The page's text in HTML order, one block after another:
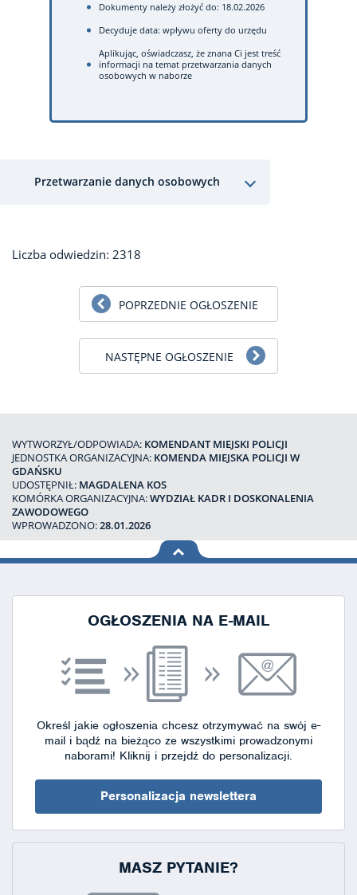
Dokumenty należy złożyć do: 18.02.2026
Decyduje data: wpływu oferty do urzędu
Aplikując, oświadczasz, że znana Ci jest treść
informacji na temat przetwarzania danych
osobowych w naborze
Przetwarzanie danych osobowych
Liczba odwiedzin: 2318
POPRZEDNIE OGŁOSZENIE
NASTĘPNE OGŁOSZENIE
WYTWORZYŁ/ODPOWIADA: KOMENDANT MIEJSKI POLICJI
JEDNOSTKA ORGANIZACYJNA: KOMENDA MIEJSKA POLICJI W
GDAŃSKU
UDOSTĘPNIŁ: MAGDALENA KOS
KOMÓRKA ORGANIZACYJNA:WYDZIAŁ KADR I DOSKONALENIA
ZAWODOWEGO
WPROWADZONO:28.01.2026
na górę
OGŁOSZENIA NA E-MAIL
Określ jakie ogłoszenia chcesz otrzymywać na swój e-
mail i bądź na bieżąco ze wszystkimi prowadzonymi
naborami! Kliknij i przejdź do personalizacji.
Personalizacja newslettera
MASZ PYTANIE?